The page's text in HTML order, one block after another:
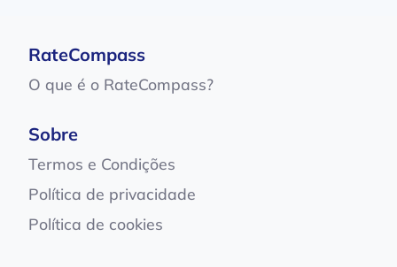
RateCompass
O que é o RateCompass?
Sobre
Termos e Condições
Política de privacidade
Política de cookies